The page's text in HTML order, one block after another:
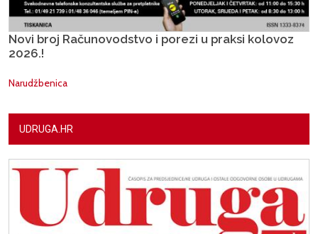
Novi broj Računovodstvo i porezi u praksi kolovoz
2026.!
Narudžbenica
UDRUGA.HR